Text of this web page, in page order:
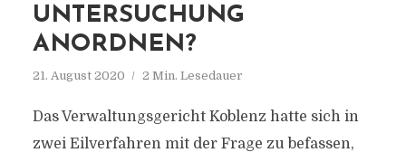
UNTERSUCHUNG
ANORDNEN?
21. August 2020 2 Min. Lesedauer
Das Verwaltungsgericht Koblenz hatte sich in
zwei Eilverfahren mit der Frage zu befassen,